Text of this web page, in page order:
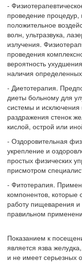
-
проведение процедур,
положительное
волн, ультразвука,
излучения.
проведения
вероятность
наличия
- Диетотерапия.
диеты больному для
системы и исключения
раздражения стенок
кислой, острой или
- Оздоровительная
укрепление и
простых физических
присмотром
- Фитотерапия.
компонентов, которые
работу пищеварения
правильном
Показанием к
является язва
и не имеет серьезных